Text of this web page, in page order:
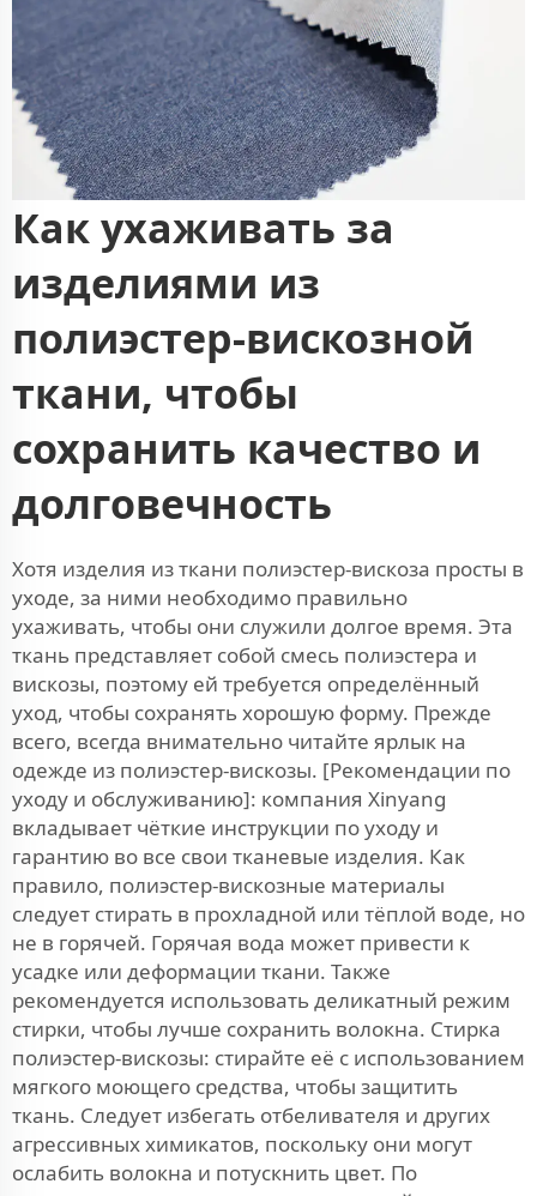
Как ухаживать за
изделиями из
полиэстер-вискозной
ткани, чтобы
сохранить качество и
долговечность
Хотя изделия из ткани полиэстер-вискоза просты в
уходе, за ними необходимо правильно
ухаживать, чтобы они служили долгое время. Эта
ткань представляет собой смесь полиэстера и
вискозы, поэтому ей требуется определённый
уход, чтобы сохранять хорошую форму. Прежде
всего, всегда внимательно читайте ярлык на
одежде из полиэстер-вискозы. [Рекомендации по
уходу и обслуживанию]: компания Xinyang
вкладывает чёткие инструкции по уходу и
гарантию во все свои тканевые изделия. Как
правило, полиэстер-вискозные материалы
следует стирать в прохладной или тёплой воде, но
не в горячей. Горячая вода может привести к
усадке или деформации ткани. Также
рекомендуется использовать деликатный режим
стирки, чтобы лучше сохранить волокна. Стирка
полиэстер-вискозы: стирайте её с использованием
мягкого моющего средства, чтобы защитить
ткань. Следует избегать отбеливателя и других
агрессивных химикатов, поскольку они могут
ослабить волокна и потускнить цвет. По